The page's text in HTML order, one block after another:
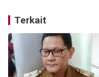
Terkait